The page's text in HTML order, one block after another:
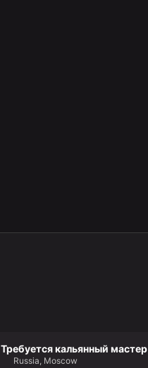
Требуется кальянный мастер
Russia, Moscow